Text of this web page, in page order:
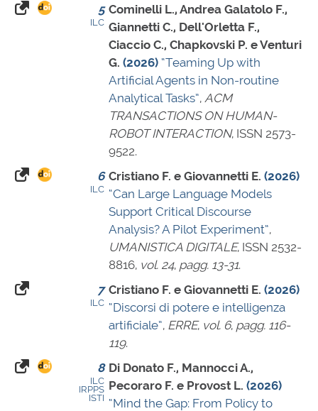
5
ILC
Cominelli L., Andrea Galatolo F.,
Giannetti C., Dell'Orletta F.,
Ciaccio C., Chapkovski P. e Venturi
G. (2026) “Teaming Up with
Artificial Agents in Non-routine
Analytical Tasks”, ACM
TRANSACTIONS ON HUMAN-
ROBOT INTERACTION, ISSN 2573-
9522.
6
ILC
Cristiano F. e Giovannetti E. (2026)
“Can Large Language Models
Support Critical Discourse
Analysis? A Pilot Experiment”,
UMANISTICA DIGITALE, ISSN 2532-
8816, vol. 24, pagg. 13-31.
7
ILC
Cristiano F. e Giovannetti E. (2026)
“Discorsi di potere e intelligenza
artificiale”, ERRE, vol. 6, pagg. 116-
119.
8
ILC
IRPPS
ISTI
Di Donato F., Mannocci A.,
Pecoraro F. e Provost L. (2026)
“Mind the Gap: From Policy to